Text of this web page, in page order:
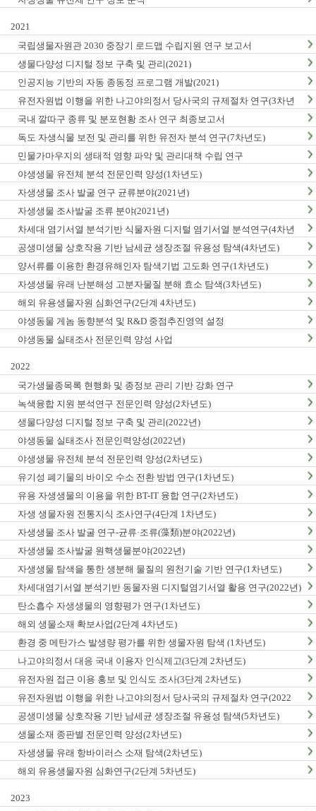
2021
국립생물자원관 2030 중장기 로드맵 수립지원 연구 보고서
생물다양성 디지털 정보 구축 및 관리(2021)
인공지능 기반의 자동 종동정 프로그램 개발(2021)
유전자원법 이행을 위한 나고야의정서 당사국의 규제절차 연구(3차년
도)
국내 깔따구 종류 및 분포현황 조사 연구 최종보고서
독도 자생식물 보전 및 관리를 위한 유전자 분석 연구(7차년도)
민물가마우지의 생태적 영향 파악 및 관리대책 수립 연구
야생생물 유전체 분석 전문인력 양성(1차년도)
자생생물 조사 발굴 연구 균류분야(2021년)
자생생물 조사발굴 조류 분야(2021년)
차세대 염기서열 분석기반 식물자원 디지털 염기서열 분석연구(4차년
도)
공생미생물 상호작용 기반 남세균 생장조절 유용성 탐색(4차년도)
양서류를 이용한 환경유해인자 탐색기법 고도화 연구(1차년도)
자생생물 유래 난분해성 고분자물질 분해 효소 탐색(3차년도)
해외 유용생물자원 심화연구(2단계 4차년도)
야생동물 게놈 동향분석 및 R&D 중점추진영역 설정
야생동물 실태조사 전문인력 양성 사업
2022
국가생물종목록 현행화 및 종정보 관리 기반 강화 연구
녹색융합 지원 분석연구 전문인력 양성(2차년도)
생물다양성 디지털 정보 구축 및 관리(2022년)
야생동물 실태조사 전문인력양성(2022년)
야생생물 유전체 분석 전문인력 양성(2차년도)
유기성 폐기물의 바이오 수소 전환 방법 연구(1차년도)
유용 자생생물의 이용을 위한 BT-IT 융합 연구(2차년도)
자생 생물자원 전통지식 조사연구(4단계 1차년도)
자생생물 조사 발굴 연구-균류·조류(藻類)분야(2022년)
자생생물 조사발굴 원핵생물분야(2022년)
자생생물 탐색을 통한 생분해 물질의 원천기술 기반 연구(1차년도)
차세대염기서열 분석기반 동물자원 디지털염기서열 활용 연구(2022년)
탄소흡수 자생생물의 영향평가 연구(1차년도)
해외 생물소재 확보사업(2단계 4차년도)
환경 중 메탄가스 발생량 평가를 위한 생물자원 탐색 (1차년도)
나고야의정서 대응 국내 이용자 인식제고(3단계 2차년도)
유전자원 접근 이용 홍보 및 인식도 조사(3단계 2차년도)
유전자원법 이행을 위한 나고야의정서 당사국의 규제절차 연구(2022
년)
공생미생물 상호작용 기반 남세균 생장조절 유용성 탐색(5차년도)
생물소재 종판별 전문인력 양성(2차년도)
자생생물 유래 항바이러스 소재 탐색(2차년도)
해외 유용생물자원 심화연구(2단계 5차년도)
2023